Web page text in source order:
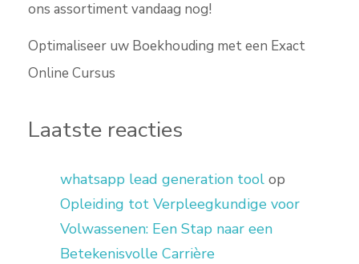
ons assortiment vandaag nog!
Optimaliseer uw Boekhouding met een Exact
Online Cursus
Laatste reacties
whatsapp lead generation tool op
Opleiding tot Verpleegkundige voor
Volwassenen: Een Stap naar een
Betekenisvolle Carrière